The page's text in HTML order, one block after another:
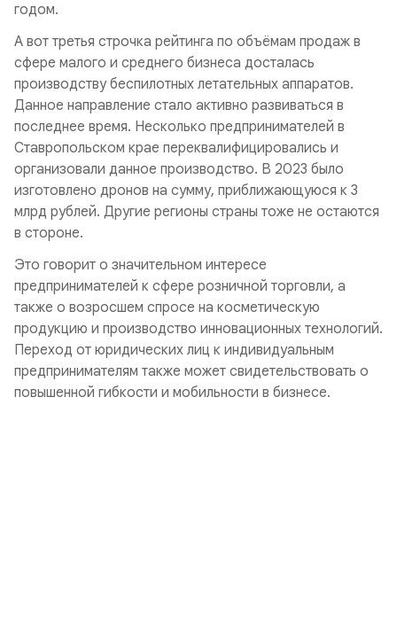
годом.
А вот третья строчка рейтинга по объёмам продаж в
сфере малого и среднего бизнеса досталась
производству беспилотных летательных аппаратов.
Данное направление стало активно развиваться в
последнее время. Несколько предпринимателей в
Ставропольском крае переквалифицировались и
организовали данное производство. В 2023 было
изготовлено дронов на сумму, приближающуюся к 3
млрд рублей. Другие регионы страны тоже не остаются
в стороне.
Это говорит о значительном интересе
предпринимателей к сфере розничной торговли, а
также о возросшем спросе на косметическую
продукцию и производство инновационных технологий.
Переход от юридических лиц к индивидуальным
предпринимателям также может свидетельствовать о
повышенной гибкости и мобильности в бизнесе.